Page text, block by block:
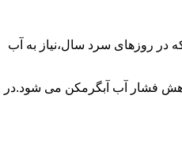
در روزهای سرد سال،نیاز به آب
فشار آب آبگرمکن می شود.در